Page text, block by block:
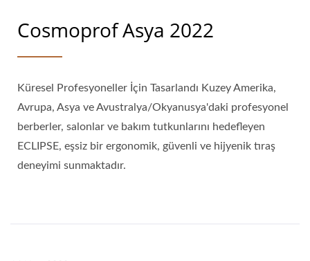
Cosmoprof Asya 2022
Küresel Profesyoneller İçin Tasarlandı Kuzey Amerika,
Avrupa, Asya ve Avustralya/Okyanusya'daki profesyonel
berberler, salonlar ve bakım tutkunlarını hedefleyen
ECLIPSE, eşsiz bir ergonomik, güvenli ve hijyenik tıraş
deneyimi sunmaktadır.